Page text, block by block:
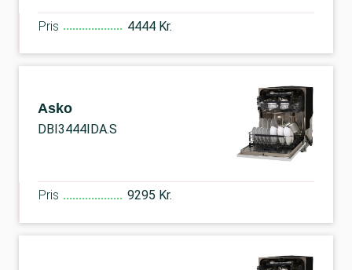
Pris 4444 Kr.
Asko
DBI3444IDA.S
Pris 9295 Kr.